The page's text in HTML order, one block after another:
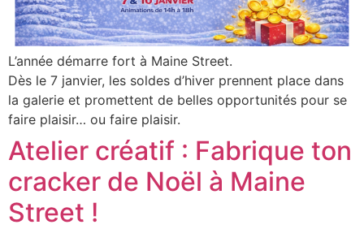
L’année démarre fort à Maine Street.
Dès le 7 janvier, les soldes d’hiver prennent place dans
la galerie et promettent de belles opportunités pour se
faire plaisir… ou faire plaisir.
Atelier créatif : Fabrique ton
cracker de Noël à Maine
Street !